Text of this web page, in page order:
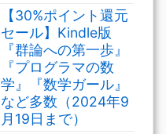
【30%ポイント還元
セール】Kindle版
『群論への第一歩』
『プログラマの数
学』『数学ガール』
など多数（2024年9
月19日まで）